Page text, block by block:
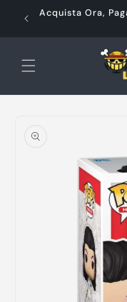
direttamente
Acquista Ora,
informazioni
sul prodotto